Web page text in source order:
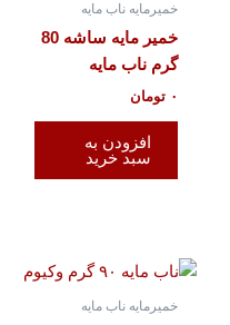
خمیرمایه ناب مایه
خمیر مایه ساشه 80
گرم ناب مایه
۰ تومان
افزودن به
سبد خرید
خمیرمایه ناب مایه